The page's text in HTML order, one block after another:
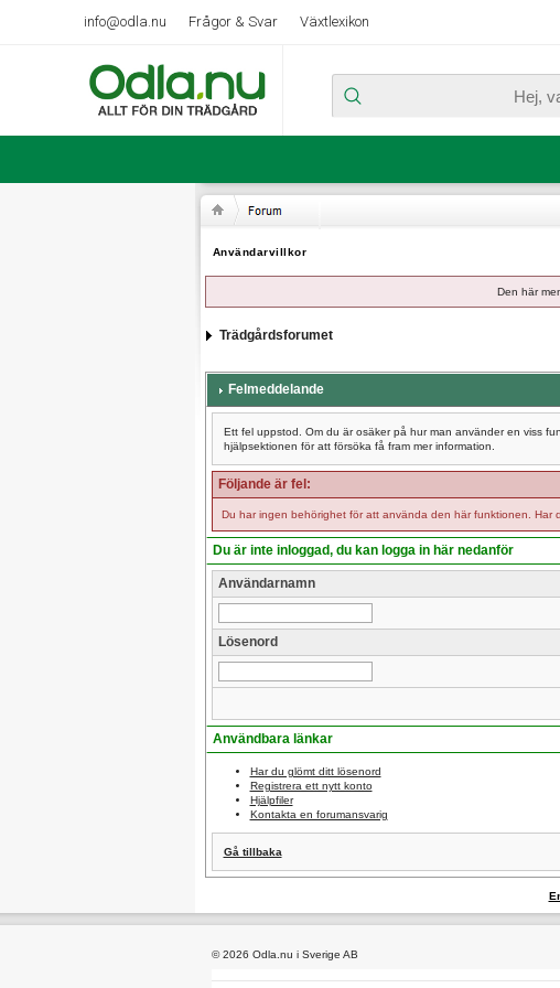
info@odla.nu Frågor & Svar Växtlexikon
Användarvillkor
Den här
Trädgårdsforumet
Felmeddelande
Ett fel uppstod. Om du är osäker på hur man använder en viss
hjälpsektionen för att försöka få fram mer information.
Följande är fel:
Du har ingen behörighet för att använda den här funktionen. Har
Du är inte inloggad, du kan logga in här nedanför
Användarnamn
Lösenord
Användbara länkar
Har du glömt ditt lösenord
Registrera ett nytt konto
Hjälpfiler
Kontakta en forumansvarig
Gå tillbaka
© 2026 Odla.nu i Sverige AB